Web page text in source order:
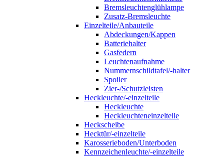
Bremsleuchtenglühlampe
Zusatz-Bremsleuchte
Einzelteile/Anbauteile
Abdeckungen/Kappen
Batteriehalter
Gasfedern
Leuchtenaufnahme
Nummernschildtafel/-halter
Spoiler
Zier-/Schutzleisten
Heckleuchte/-einzelteile
Heckleuchte
Heckleuchteneinzelteile
Heckscheibe
Hecktür/-einzelteile
Karosserieboden/Unterboden
Kennzeichenleuchte/-einzelteile